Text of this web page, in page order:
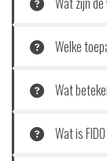
Welke
Wat
Wat is